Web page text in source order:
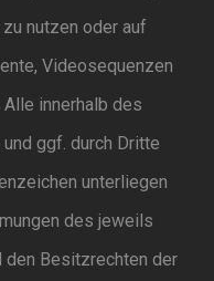
nutzen oder auf
Videosequenzen
innerhalb des
ggf. durch Dritte
unterliegen
des jeweils
den Besitzrechten der